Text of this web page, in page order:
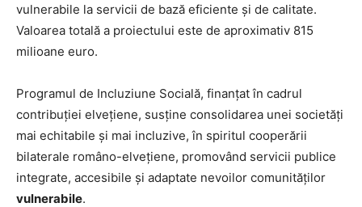
vulnerabile la servicii de bază eficiente şi de calitate.
Valoarea totală a proiectului este de aproximativ 815
milioane euro.
Programul de Incluziune Socială, finanțat în cadrul
contribuției elvețiene, susține consolidarea unei societăți
mai echitabile și mai incluzive, în spiritul cooperării
bilaterale româno-elvețiene, promovând servicii publice
integrate, accesibile și adaptate nevoilor comunităților
vulnerabile.